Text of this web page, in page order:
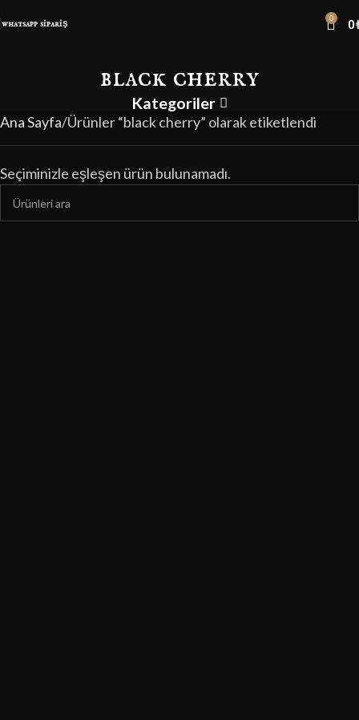
whatsapp sipariş 0 0
black cherry
Kategoriler
Ana Sayfa Ürünler “black cherry” olarak etiketlendi
Seçiminizle eşleşen ürün bulunamadı.